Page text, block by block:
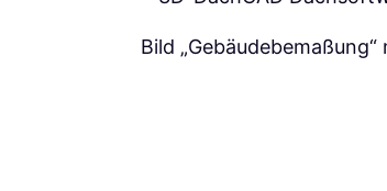
Bild